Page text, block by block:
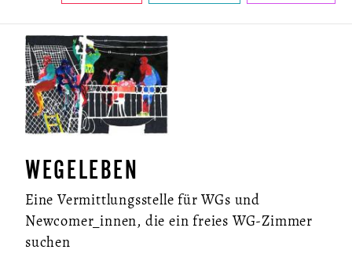
WEGELEBEN
Eine Vermittlungsstelle für WGs und
Newcomer_innen, die ein freies WG-Zimmer
suchen